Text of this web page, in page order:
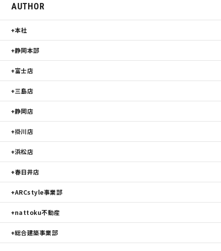
AUTHOR
本社
静岡本部
富士店
三島店
静岡店
掛川店
浜松店
春日井店
ARCstyle事業部
nattoku不動産
総合建築事業部